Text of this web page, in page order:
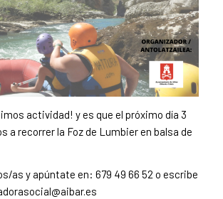
actividad! y es que el próximo día 3
a recorrer la Foz de Lumbier en balsa de
as y apúntate en: 679 49 66 52 o escribe